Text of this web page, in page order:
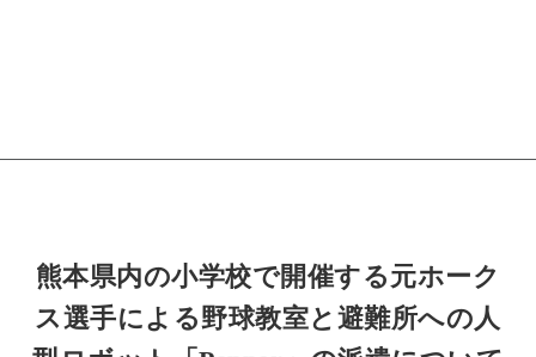
熊本県内の小学校で開催する元ホーク
ス選手による野球教室と避難所への人